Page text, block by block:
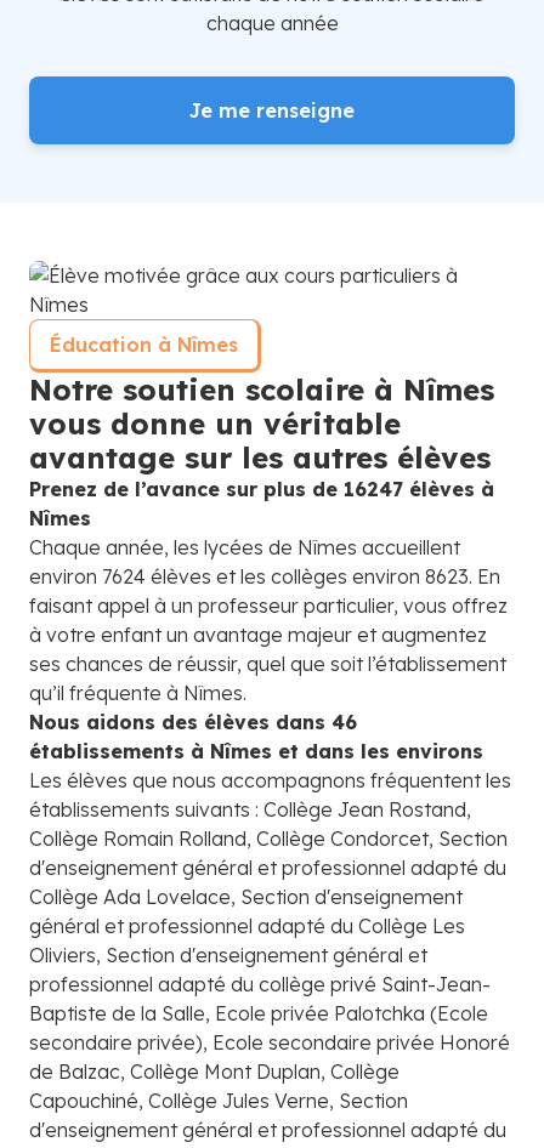
chaque année
Je me renseigne
Éducation à Nîmes
Notre soutien scolaire à Nîmes
vous donne un véritable
avantage sur les autres élèves
Prenez de l’avance sur plus de 16247 élèves à
Nîmes
Chaque année, les lycées de Nîmes accueillent
environ 7624 élèves et les collèges environ 8623. En
faisant appel à un professeur particulier, vous offrez
à votre enfant un avantage majeur et augmentez
ses chances de réussir, quel que soit l’établissement
qu’il fréquente à Nîmes.
Nous aidons des élèves dans 46
établissements à Nîmes et dans les environs
Les élèves que nous accompagnons fréquentent les
établissements suivants : Collège Jean Rostand,
Collège Romain Rolland, Collège Condorcet, Section
d'enseignement général et professionnel adapté du
Collège Ada Lovelace, Section d'enseignement
général et professionnel adapté du Collège Les
Oliviers, Section d'enseignement général et
professionnel adapté du collège privé Saint-Jean-
Baptiste de la Salle, Ecole privée Palotchka (Ecole
secondaire privée), Ecole secondaire privée Honoré
de Balzac, Collège Mont Duplan, Collège
Capouchiné, Collège Jules Verne, Section
d'enseignement général et professionnel adapté du